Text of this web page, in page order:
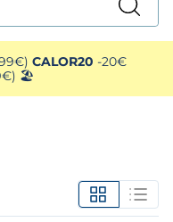
CALOR20 -20€
🏖️